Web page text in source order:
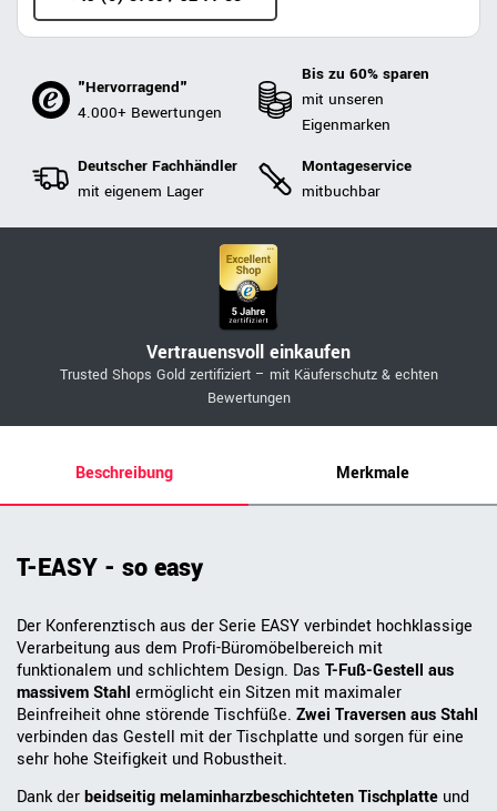
"Hervorragend"
4.000+ Bewertungen
Bis zu 60% sparen
mit unseren
Eigenmarken
Deutscher Fachhändler
mit eigenem Lager
Montageservice
mitbuchbar
Vertrauensvoll einkaufen
Trusted Shops Gold zertifiziert – mit Käuferschutz & echten
Bewertungen
Beschreibung Merkmale
T-EASY - so easy
Der Konferenztisch aus der Serie EASY verbindet hochklassige
Verarbeitung aus dem Profi-Büromöbelbereich mit
funktionalem und schlichtem Design. Das T-Fuß-Gestell aus
massivem Stahl ermöglicht ein Sitzen mit maximaler
Beinfreiheit ohne störende Tischfüße. Zwei Traversen aus Stahl
verbinden das Gestell mit der Tischplatte und sorgen für eine
sehr hohe Steifigkeit und Robustheit.
Dank derbeidseitig melaminharzbeschichteten Tischplatte und